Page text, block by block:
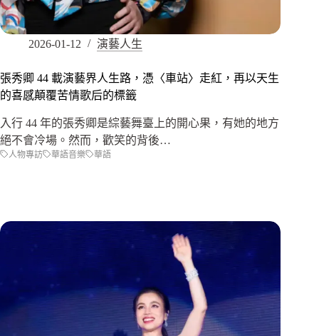
2026-01-12 演藝人生
張秀卿 44 載演藝界人生路，憑〈車站〉走紅，再以天生
的喜感顛覆苦情歌后的標籤
入行 44 年的張秀卿是綜藝舞臺上的開心果，有她的地方
絕不會冷場。然而，歡笑的背後…
人物專訪 華語音樂 華語